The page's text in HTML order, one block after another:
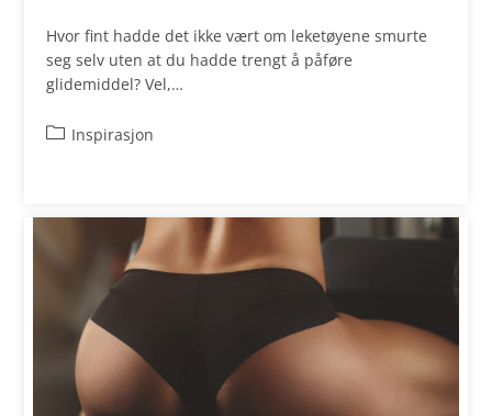
Hvor fint hadde det ikke vært om leketøyene smurte
seg selv uten at du hadde trengt å påføre
glidemiddel? Vel,…
Inspirasjon